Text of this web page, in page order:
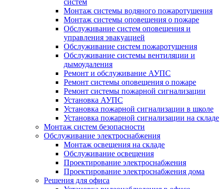
систем
Монтаж системы водяного пожаротушения
Монтаж системы оповещения о пожаре
Обслуживание систем оповещения и
управления эвакуацией
Обслуживание систем пожаротушения
Обслуживание системы вентиляции и
дымоудаления
Ремонт и обслуживание АУПС
Ремонт системы оповещения о пожаре
Ремонт системы пожарной сигнализации
Установка АУПС
Установка пожарной сигнализации в школе
Установка пожарной сигнализации на складе
Монтаж систем безопасности
Обслуживание электроснабжения
Монтаж освещения на складе
Обслуживание освещения
Проектирование электроснабжения
Проектирование электроснабжения дома
Решения для офиса